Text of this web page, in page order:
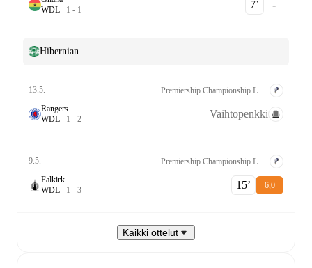
WDL 1 - 1 7‎’‎ -
Hibernian
13.5.
Rangers
WDL 1 - 2 Vaihtopenkki
9.5.
Falkirk
WDL 1 - 3 15‎’‎ 6,0
Kaikki ottelut